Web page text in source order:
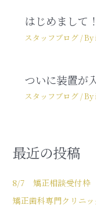
はじめまして！
スタッフブログ/ By
ついに装置が
スタッフブログ/ By
最近の投稿
8/7 矯正相談受付枠
矯正歯科専門クリニ